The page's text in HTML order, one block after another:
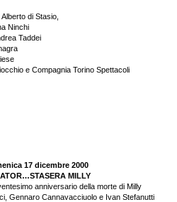
di Stasio,
Ninchi
Taddei
e Compagnia Torino Spettacoli
17 dicembre 2000
MILLY
anniversario della morte di Milly
Gennaro Cannavacciuolo e Ivan Stefanutti